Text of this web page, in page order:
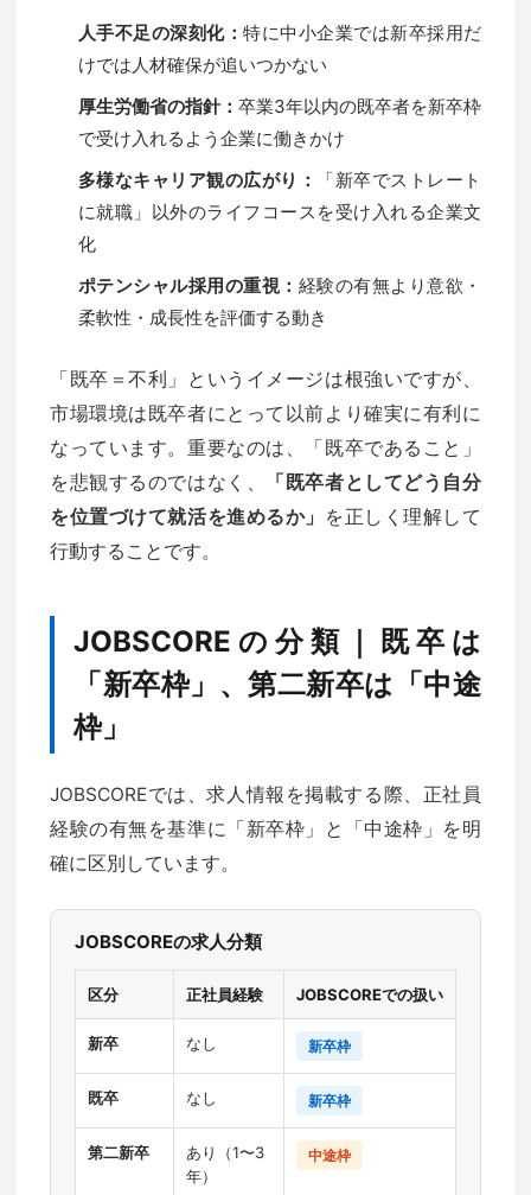
人手不足の深刻化：特に中小企業では新卒採用だ
けでは人材確保が追いつかない
厚生労働省の指針： 卒業3年以内の既卒者を新卒枠
で受け入れるよう企業に働きかけ
多様なキャリア観の広がり：
「新卒でストレート
に就職」以外のライフコースを受け入れる企業文
化
ポテンシャル採用の重視： 経験の有無より意欲・
柔軟性・成長性を評価する動き
「既卒＝不利」というイメージは根強いですが、
市場環境は既卒者にとって以前より確実に有利に
なっています。重要なのは、「既卒であること」
を悲観するのではなく、
「既卒者としてどう自分
を位置づけて就活を進めるか」
を正しく理解して
行動することです。
JOBSCOREの分類｜既卒は
「新卒枠」、第二新卒は「中途
枠」
JOBSCOREでは、求人情報を掲載する際、正社員
経験の有無を基準に「新卒枠」と「中途枠」を明
確に区別しています。
JOBSCOREの求人分類
区分 正社員経験 JOBSCOREでの扱い
新卒 なし 新卒枠
既卒 なし 新卒枠
第二新卒
あり（1〜3
年）
中途枠